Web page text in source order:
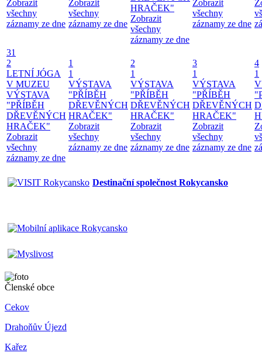
Zobrazit
všechny
záznamy ze dne
Zobrazit
všechny
záznamy ze dne
HRAČEK"
Zobrazit
všechny
záznamy ze dne
Zobrazit
všechny
záznamy ze dne
31
2
LETNÍ JÓGA
V MUZEU
VÝSTAVA
"PŘÍBĚH
DŘEVĚNÝCH
HRAČEK"
Zobrazit
všechny
záznamy ze dne
1
1
VÝSTAVA
"PŘÍBĚH
DŘEVĚNÝCH
HRAČEK"
Zobrazit
všechny
záznamy ze dne
2
1
VÝSTAVA
"PŘÍBĚH
DŘEVĚNÝCH
HRAČEK"
Zobrazit
všechny
záznamy ze dne
3
1
VÝSTAVA
"PŘÍBĚH
DŘEVĚNÝCH
HRAČEK"
Zobrazit
všechny
záznamy ze dne
4
1
Destinační společnost Rokycansko
Členské obce
Cekov
Drahoňův Újezd
Kařez